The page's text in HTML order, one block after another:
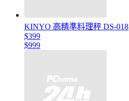
KINYO 高精準料理秤 DS-018
$399
$999